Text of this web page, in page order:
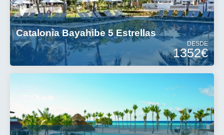
Catalonia Bayahibe 5 Estrellas
DESDE
1352€